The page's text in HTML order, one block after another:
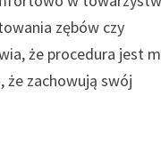
zębów czy
że procedura jest
że zachowują swój